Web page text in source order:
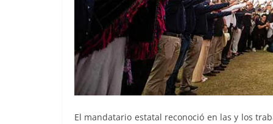
El mandatario estatal reconoció en las y los